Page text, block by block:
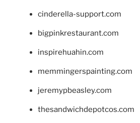
cinderella-support.com
bigpinkrestaurant.com
inspirehuahin.com
memmingerspainting.com
jeremypbeasley.com
thesandwichdepotcos.com